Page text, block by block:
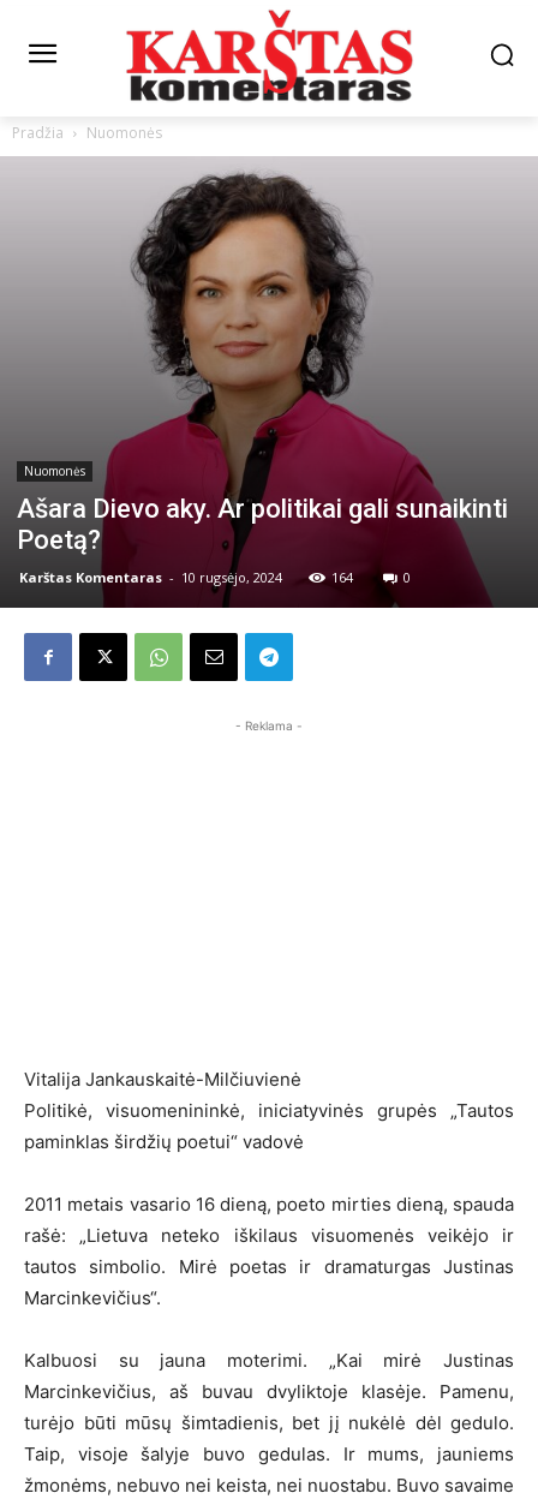
Pradžia Nuomonės
Nuomonės
Ašara Dievo aky. Ar politikai gali sunaikinti
Poetą?
Karštas Komentaras - 10 rugsėjo, 2024 164 0
- Reklama -
Vitalija Jankauskaitė-Milčiuvienė
Politikė, visuomenininkė, iniciatyvinės grupės „Tautos
paminklas širdžių poetui“ vadovė
2011 metais vasario 16 dieną, poeto mirties dieną, spauda
rašė: „Lietuva neteko iškilaus visuomenės veikėjo ir
tautos simbolio. Mirė poetas ir dramaturgas Justinas
Marcinkevičius“.
Kalbuosi su jauna moterimi. „Kai mirė Justinas
Marcinkevičius, aš buvau dvyliktoje klasėje. Pamenu,
turėjo būti mūsų šimtadienis, bet jį nukėlė dėl gedulo.
Taip, visoje šalyje buvo gedulas. Ir mums, jauniems
žmonėms, nebuvo nei keista, nei nuostabu. Buvo savaime